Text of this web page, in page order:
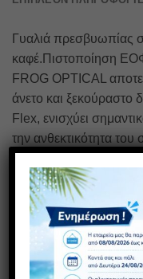
Γυαλιά πρεσβυωπίας
καφέ.Πιστοποίηση
FROG OPTICAL
άνετο και
Flex, ενισχύει
την ανθεκτικότητα
ασφαιρικοί φακοί
μέγιστη οπτική
αντοχή, υψηλή
στον καθαρισμό και